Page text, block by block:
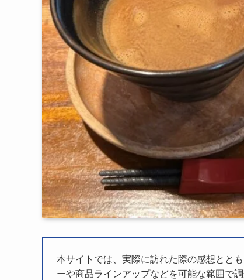
本サイトでは、実際に訪れた際の感想とと
ーや商品ラインアップなどを可能な範囲で